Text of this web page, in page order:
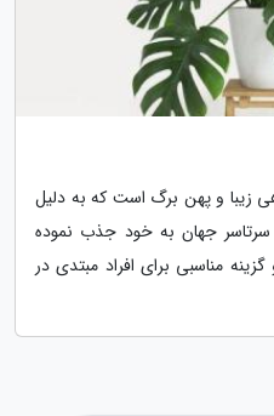
زیبا و پهن برگ است که به دلیل
سرتاسر جهان به خود جذب نموده
مناسبی برای افراد مبتدی در